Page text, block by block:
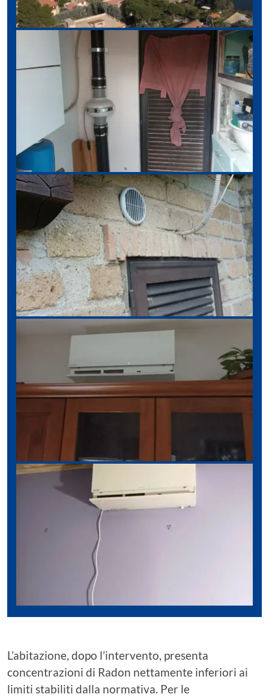
L’abitazione, dopo l’intervento, presenta
concentrazioni di Radon nettamente inferiori ai
limiti stabiliti dalla normativa. Per le